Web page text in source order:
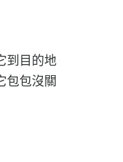
到目的地
包包沒關